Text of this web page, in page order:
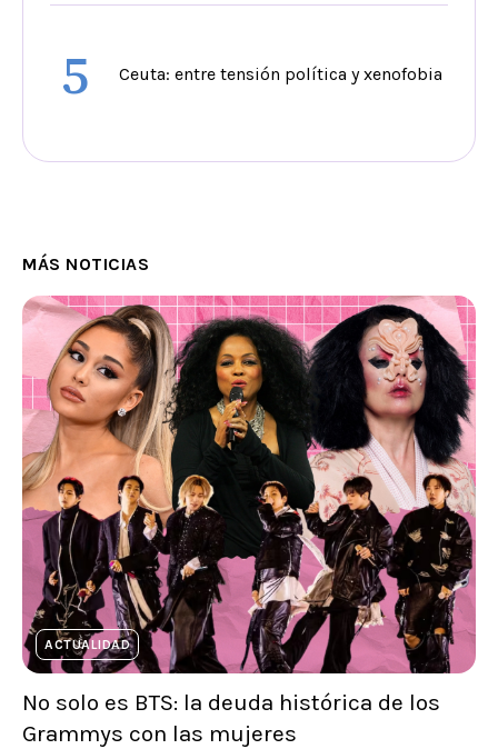
5 Ceuta: entre tensión política y xenofobia
MÁS NOTICIAS
ACTUALIDAD
No solo es BTS: la deuda histórica de los
Grammys con las mujeres